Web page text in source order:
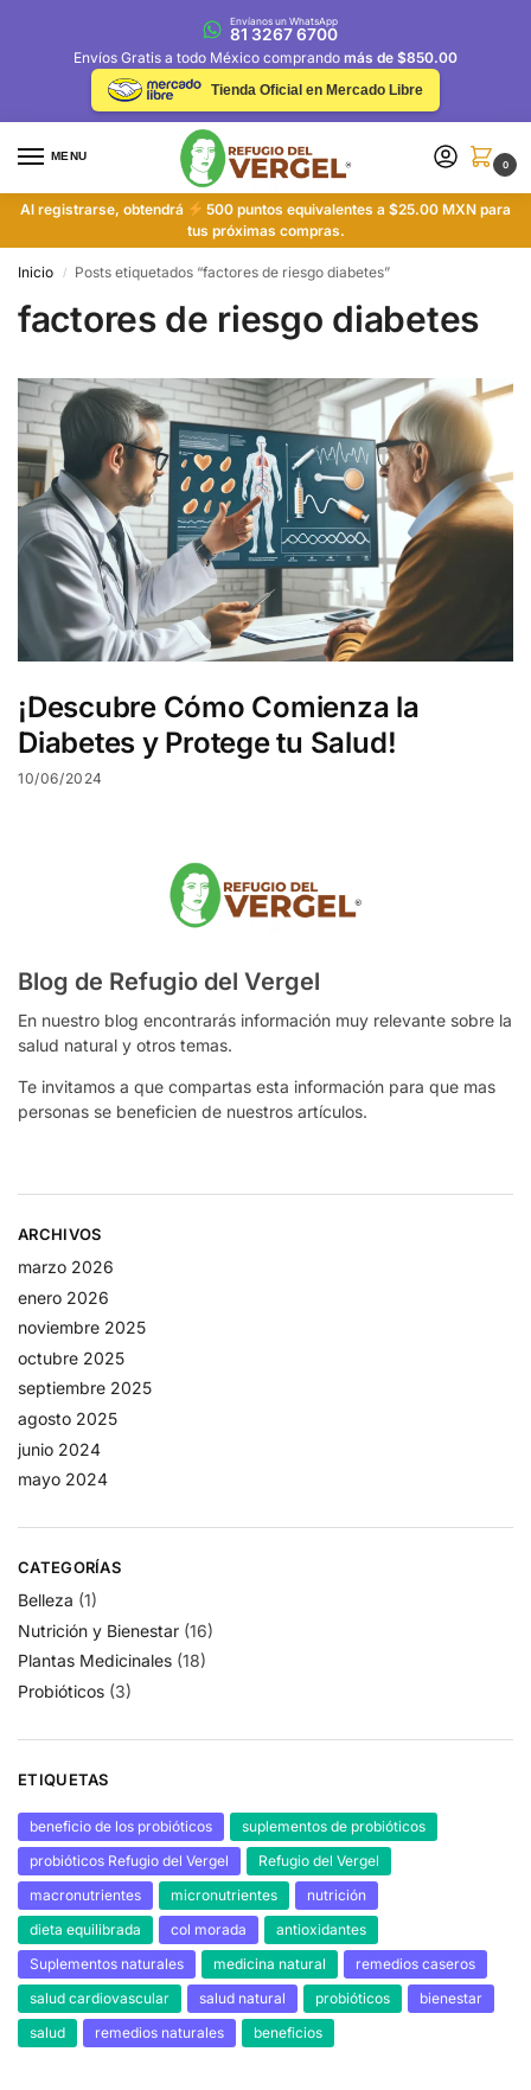
Envíanos un WhatsApp
81 3267 6700
Envíos Gratis a todo México comprando más de $850.00
Tienda Oficial en Mercado Libre
MENU
0
Al registrarse, obtendrá
500 puntos equivalentes a $25.00 MXN para
tus próximas compras.
Inicio / Posts etiquetados “factores de riesgo diabetes”
factores de riesgo diabetes
¡Descubre Cómo Comienza la
Diabetes y Protege tu Salud!
10/06/2024
Blog de Refugio del Vergel
En nuestro blog encontrarás información muy relevante sobre la
salud natural y otros temas.
Te invitamos a que compartas esta información para que mas
personas se beneficien de nuestros artículos.
ARCHIVOS
marzo 2026
enero 2026
noviembre 2025
octubre 2025
septiembre 2025
agosto 2025
junio 2024
mayo 2024
CATEGORÍAS
Belleza (1)
Nutrición y Bienestar (16)
Plantas Medicinales (18)
Probióticos (3)
ETIQUETAS
beneficio de los probióticos
suplementos de probióticos
probióticos Refugio del Vergel
Refugio del Vergel
macronutrientes
micronutrientes
nutrición
dieta equilibrada
col morada
antioxidantes
Suplementos naturales
medicina natural
remedios caseros
salud cardiovascular
salud natural probióticos
bienestar
salud
remedios naturales beneficios